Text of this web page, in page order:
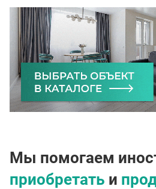
Мы помогаем
приобретать и